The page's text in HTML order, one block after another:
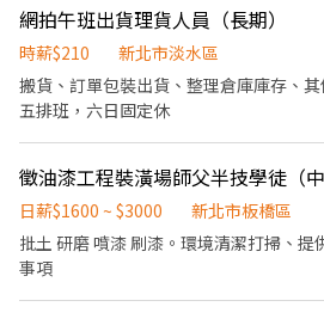
(中餐40分、晚餐30分、宵夜30分)上下
休二日 🔍工作時間：日班8:0017:10 加班
≡≡≡≡≡≡≡≡≡≡ 『留言姓名+電話+
小 姐-電話 0965-061660 ☎️快速連結
作內容：割草、修剪灌木（戶外工作，
07:00～16:00（中間休息1小時） •集合
碼頭（搭公務車出發） 📣 每日皆有工作！
配合度高、出勤穩定 👉🏻新人/月約可達6
網拍午班出貨理貨人員（長期）
時薪$210
新北市淡水區
搬貨、訂單包裝出貨、整理倉庫庫存、
五排班，六日固定休
日薪$1600 ~ $3000
新北市板橋區
批土 研磨 噴漆 刷漆。環境清潔打掃、
事項